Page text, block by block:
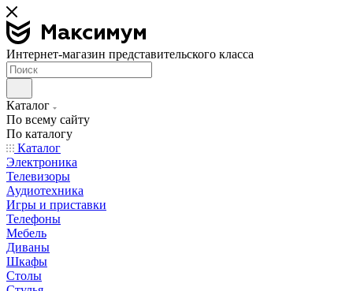
Интернет-магазин представительского класса
Каталог
По всему сайту
По каталогу
Каталог
Электроника
Телевизоры
Аудиотехника
Игры и приставки
Телефоны
Мебель
Диваны
Шкафы
Столы